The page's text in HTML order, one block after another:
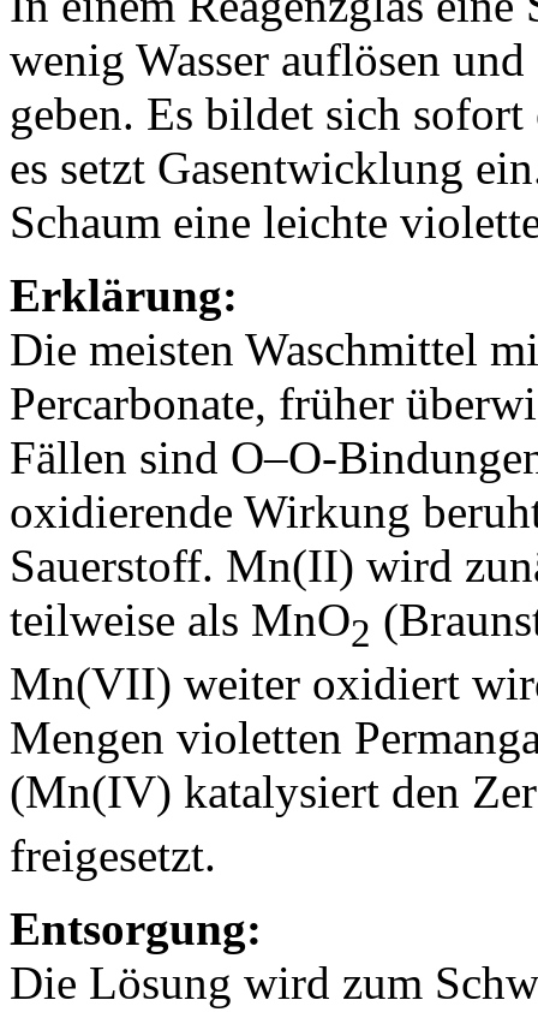
wenig Wasser auflösen
geben. Es bildet sich
es setzt Gasentwicklung
Schaum eine leichte
Erklärung:
Die meisten Waschmittel
Percarbonate, früher
Fällen sind O–O-
oxidierende Wirkung
Sauerstoff. Mn(II) wird
teilweise als MnO2
Mn(VII) weiter oxidiert
Mengen violetten
(Mn(IV) katalysiert den
freigesetzt.
Entsorgung:
Die Lösung wird zum